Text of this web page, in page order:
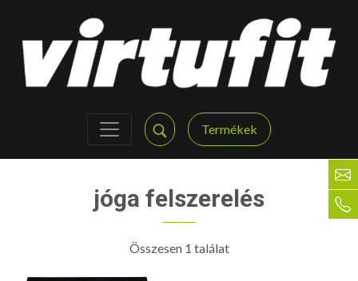
Termékek
jóga felszerelés
Összesen 1 találat